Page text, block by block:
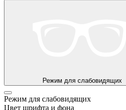
Режим для слабовидящих
Режим для слабовидящих
Цвет шрифта и фона